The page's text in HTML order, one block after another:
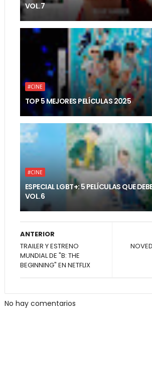
VOL.7
#CINE
TOP 5 MEJORES PELÍCULAS 2025
#CINE
ESPECIAL LGBT+: 5 PELÍCULAS QUE
VOL.6
ANTERIOR
TRAILER Y ESTRENO
MUNDIAL DE "B: THE
BEGINNING" EN NETFLIX
No hay comentarios